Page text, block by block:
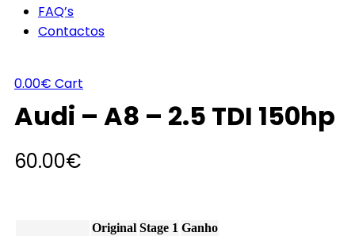
FAQ’s
Contactos
0.00€ Cart
Audi – A8 – 2.5 TDI 150hp
60.00€
Original Stage 1 Ganho